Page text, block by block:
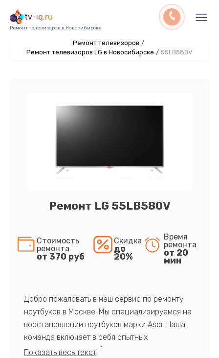
tv-iq.ru
Ремонт телевизоров в Новосибирске
Ремонт телевизоров /
Ремонт телевизоров LG в Новосибирске / 55LB580V
Ремонт LG 55LB580V
Стоимость
ремонта
от 370 руб
Скидка
до
20%
Время
ремонта
от 20
мин
Добро пожаловать в наш сервис по ремонту
ноутбуков в Москве. Мы специализируемся на
восстановлении ноутбуков марки Aser. Наша
команда включает в себя опытных
профессионалов с обширными знаниями и